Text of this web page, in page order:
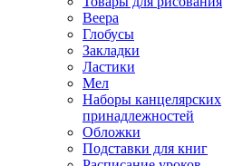
Веера
Глобусы
Закладки
Ластики
Мел
Наборы канцелярских
принадлежностей
Обложки
Подставки для книг